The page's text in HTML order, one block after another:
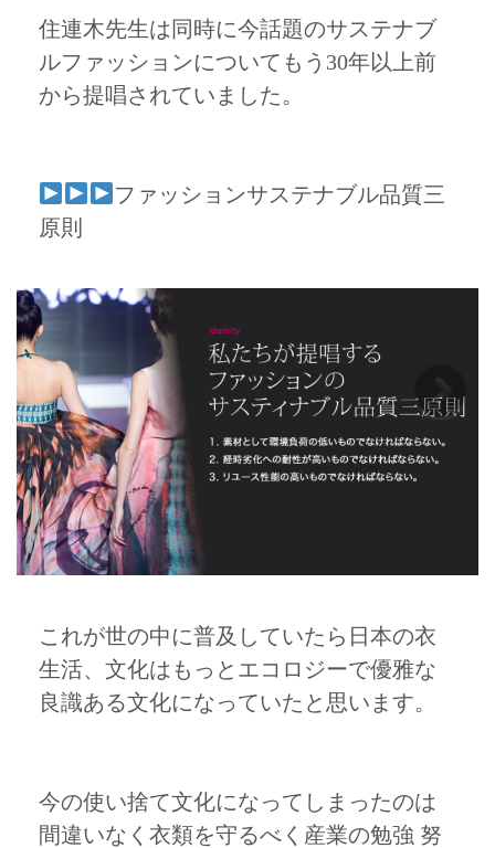
住連木先生は同時に今話題のサステナブ
ルファッションについてもう30年以上前
から提唱されていました。
ファッションサステナブル品質三
原則
これが世の中に普及していたら日本の衣
生活、文化はもっとエコロジーで優雅な
良識ある文化になっていたと思います。
今の使い捨て文化になってしまったのは
間違いなく衣類を守るべく産業の勉強 努